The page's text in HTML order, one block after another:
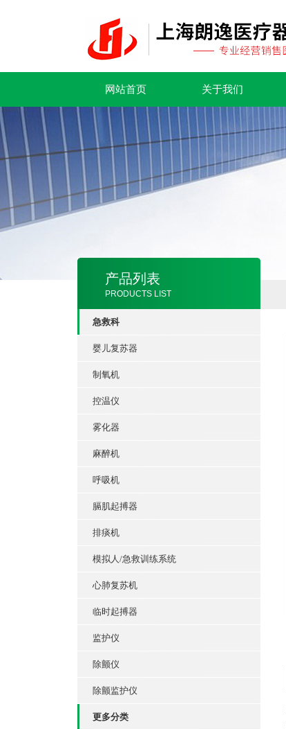
网站首页 关于我们
产品列表
PRODUCTS LIST
急救科
婴儿复苏器
制氧机
控温仪
雾化器
麻醉机
呼吸机
膈肌起搏器
排痰机
模拟人/急救训练系统
心肺复苏机
临时起搏器
监护仪
除颤仪
除颤监护仪
更多分类